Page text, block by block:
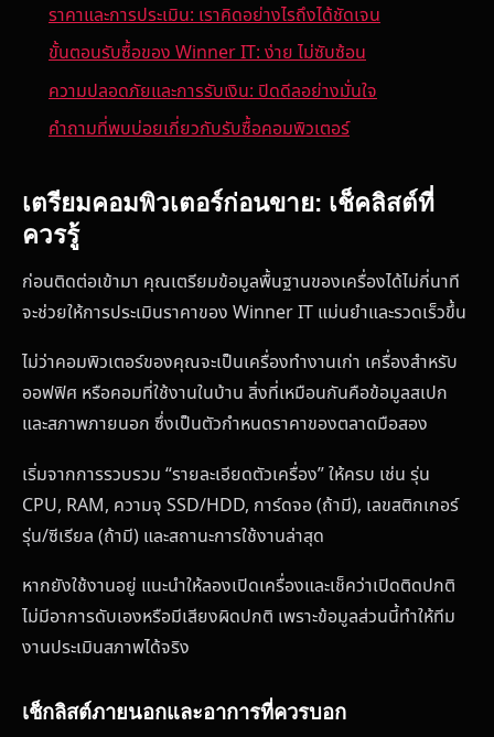
ราคาและการประเมิน: เราคิดอย่างไรถึงได้ชัดเจน
ขั้นตอนรับซื้อของ Winner IT: ง่าย ไม่ซับซ้อน
ความปลอดภัยและการรับเงิน: ปิดดีลอย่างมั่นใจ
คำถามที่พบบ่อยเกี่ยวกับรับซื้อคอมพิวเตอร์
เตรียมคอมพิวเตอร์ก่อนขาย: เช็คลิสต์ที่
ควรรู้
ก่อนติดต่อเข้ามา คุณเตรียมข้อมูลพื้นฐานของเครื่องได้ไม่กี่นาที
จะช่วยให้การประเมินราคาของ Winner IT แม่นยำและรวดเร็วขึ้น
ไม่ว่าคอมพิวเตอร์ของคุณจะเป็นเครื่องทำงานเก่า เครื่องสำหรับ
ออฟฟิศ หรือคอมที่ใช้งานในบ้าน สิ่งที่เหมือนกันคือข้อมูลสเปก
และสภาพภายนอก ซึ่งเป็นตัวกำหนดราคาของตลาดมือสอง
เริ่มจากการรวบรวม “รายละเอียดตัวเครื่อง” ให้ครบ เช่น รุ่น
CPU, RAM, ความจุ SSD/HDD, การ์ดจอ (ถ้ามี), เลขสติกเกอร์
รุ่น/ซีเรียล (ถ้ามี) และสถานะการใช้งานล่าสุด
หากยังใช้งานอยู่ แนะนำให้ลองเปิดเครื่องและเช็คว่าเปิดติดปกติ
ไม่มีอาการดับเองหรือมีเสียงผิดปกติ เพราะข้อมูลส่วนนี้ทำให้ทีม
งานประเมินสภาพได้จริง
เช็กลิสต์ภายนอกและอาการที่ควรบอก